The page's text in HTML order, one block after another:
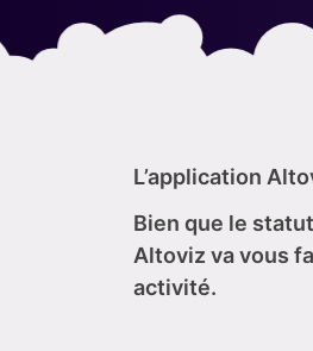
L’application
Bien que le
Altoviz va vous
activité.